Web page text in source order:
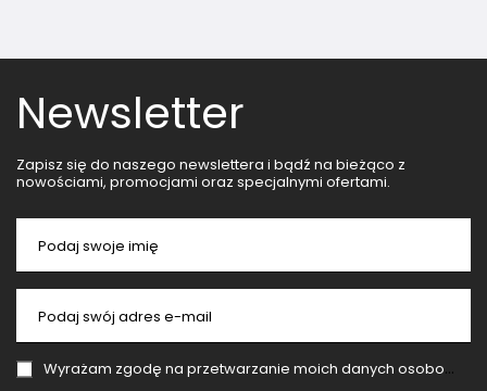
Newsletter
Zapisz się do naszego newslettera i bądź na bieżąco z
nowościami, promocjami oraz specjalnymi ofertami.
Podaj swoje imię
Podaj swój adres e-mail
Wyrażam zgodę na przetwarzanie moich danych osobowych (adres e-mail) na potrzeby wysyłki newslettera z informacją handlową (marketing). Więcej w